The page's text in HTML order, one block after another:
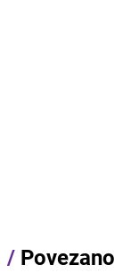
/ Povezano